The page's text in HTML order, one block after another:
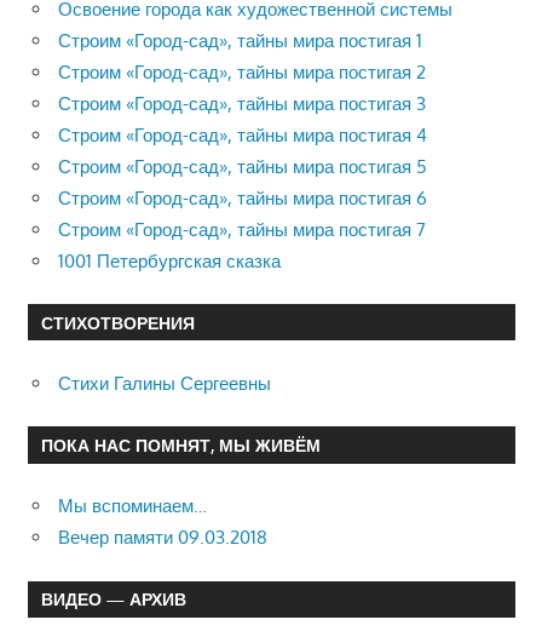
Освоение города как художественной системы
Строим «Город-сад», тайны мира постигая 1
Строим «Город-сад», тайны мира постигая 2
Строим «Город-сад», тайны мира постигая 3
Строим «Город-сад», тайны мира постигая 4
Строим «Город-сад», тайны мира постигая 5
Строим «Город-сад», тайны мира постигая 6
Строим «Город-сад», тайны мира постигая 7
1001 Петербургская сказка
СТИХОТВОРЕНИЯ
Стихи Галины Сергеевны
ПОКА НАС ПОМНЯТ, МЫ ЖИВЁМ
Мы вспоминаем…
Вечер памяти 09.03.2018
ВИДЕО — АРХИВ